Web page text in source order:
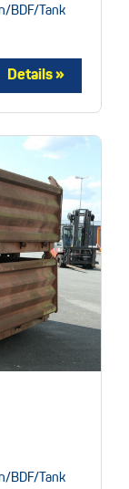
BDF/Tank
BDF/Tank